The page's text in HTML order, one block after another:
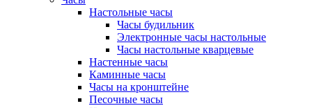
Настольные часы
Часы будильник
Электронные часы настольные
Часы настольные кварцевые
Настенные часы
Каминные часы
Часы на кронштейне
Песочные часы